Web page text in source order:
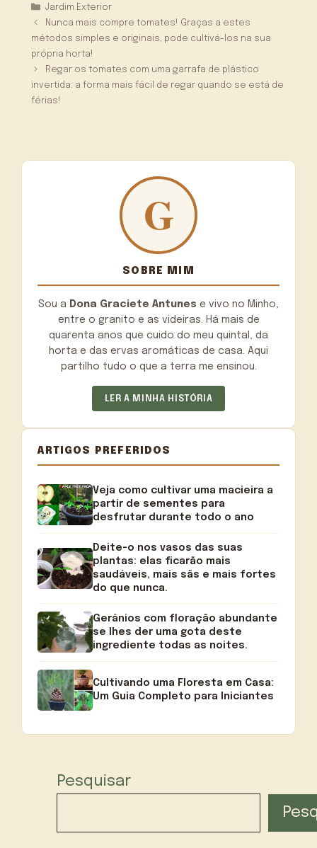
Categorias
Jardim Exterior
Nunca mais compre tomates! Graças a estes
métodos simples e originais, pode cultivá-los na sua
própria horta!
Regar os tomates com uma garrafa de plástico
invertida: a forma mais fácil de regar quando se está de
férias!
SOBRE MIM
Sou a Dona Graciete Antunes e vivo no Minho,
entre o granito e as videiras. Há mais de
quarenta anos que cuido do meu quintal, da
horta e das ervas aromáticas de casa. Aqui
partilho tudo o que a terra me ensinou.
LER A MINHA HISTÓRIA
ARTIGOS PREFERIDOS
Veja como cultivar uma macieira a
partir de sementes para
desfrutar durante todo o ano
Deite-o nos vasos das suas
plantas: elas ficarão mais
saudáveis, mais sãs e mais fortes
do que nunca.
Gerânios com floração abundante
se lhes der uma gota deste
ingrediente todas as noites.
Cultivando uma Floresta em Casa:
Um Guia Completo para Iniciantes
Pesquisar